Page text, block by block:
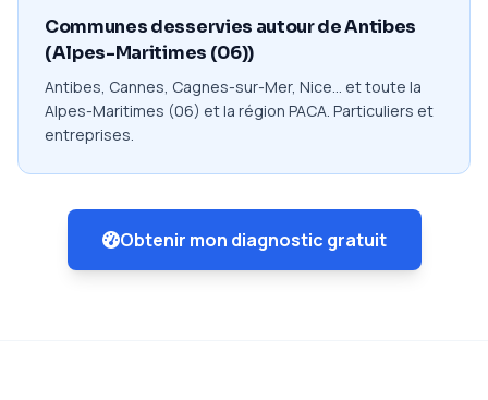
Communes desservies autour de Antibes
(Alpes-Maritimes (06))
Antibes, Cannes, Cagnes-sur-Mer, Nice… et toute la
Alpes-Maritimes (06) et la région PACA. Particuliers et
entreprises.
Obtenir mon diagnostic gratuit